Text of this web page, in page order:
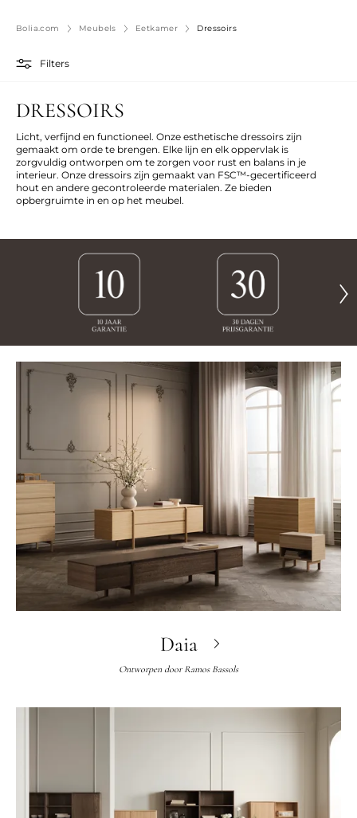
Bolia.com Meubels Eetkamer Dressoirs
Filters
DRESSOIRS
Licht, verfijnd en functioneel. Onze esthetische dressoirs zijn
gemaakt om orde te brengen. Elke lijn en elk oppervlak is
zorgvuldig ontworpen om te zorgen voor rust en balans in je
interieur. Onze dressoirs zijn gemaakt van FSC™-gecertificeerd
hout en andere gecontroleerde materialen. Ze bieden
opbergruimte in en op het meubel.
Daia
Ontworpen door Ramos Bassols